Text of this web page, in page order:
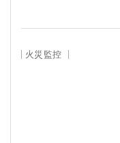
火災監控